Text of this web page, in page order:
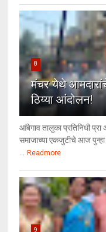
8
मंचर येथे
ठिय्या आंदोलन!
आंबेगाव तालुका प्रतिनिधी
समाजाच्या एकजुटीचे आज
... Readmore
9